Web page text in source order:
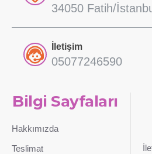
34050 Fatih/
İletişim
05077246590
Bilgi Sayfaları
Hakkımızda
Teslimat